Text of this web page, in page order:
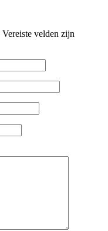
Vereiste velden zijn